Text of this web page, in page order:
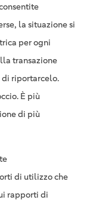
la situazione si
per ogni
transazione
di riportarcelo.
È più
di più
di utilizzo che
rapporti di